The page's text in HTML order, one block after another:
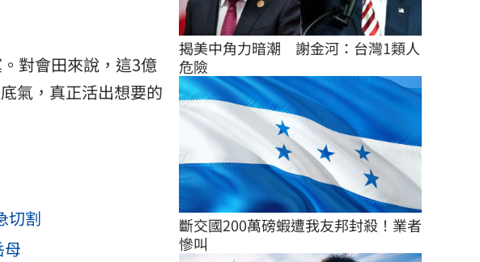
對會田來說，這3億
氣，真正活出想要的
切割
揭美中角力暗潮　謝金河：台灣1類人
危險
斷交國200萬磅蝦遭我友邦封殺！業者
慘叫